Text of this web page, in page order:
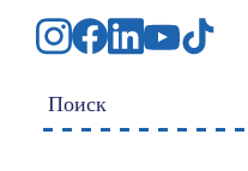
Искать: